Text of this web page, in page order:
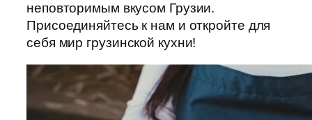
неповторимым вкусом Грузии.
Присоединяйтесь к нам и откройте для
себя мир грузинской кухни!